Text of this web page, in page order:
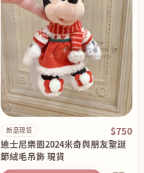
新品現貨 $750
迪士尼樂園2024米奇與朋友聖誕
節絨毛吊飾 現貨